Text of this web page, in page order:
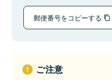
郵便番号をコピーする
ご注意